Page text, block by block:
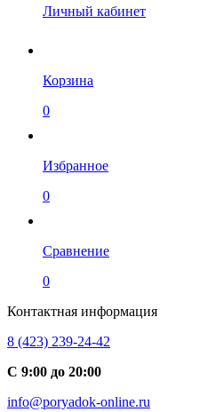
Личный кабинет
Корзина
0
Избранное
0
Сравнение
0
Контактная информация
8 (423) 239-24-42
С 9:00 до 20:00
info@poryadok-online.ru